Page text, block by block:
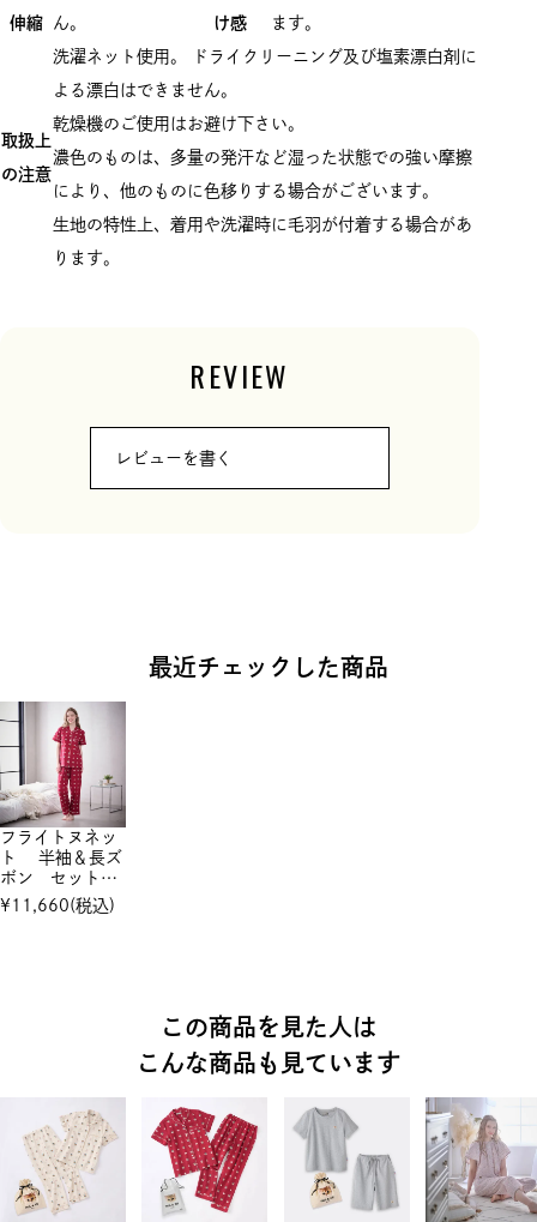
伸縮
ん。
け感
ます。
取扱上
の注意
洗濯ネット使用。 ドライクリーニング及び塩素漂白剤に
よる漂白はできません。
乾燥機のご使用はお避け下さい。
濃色のものは、多量の発汗など湿った状態での強い摩擦
により、他のものに色移りする場合がございます。
生地の特性上、着用や洗濯時に毛羽が付着する場合があ
ります。
REVIEW
レビューを書く
最近チェックした商品
フライトヌネッ
ト 半袖＆長ズ
ボン セットア
ップ
¥ 11,660(税込)
この商品を見た人は
こんな商品も見ています